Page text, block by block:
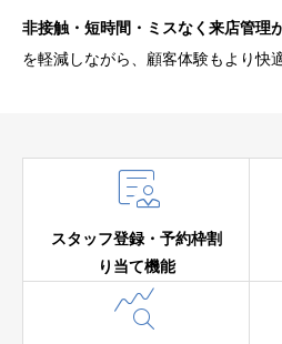
非接触・短時間・ミスなく来店管理
を軽減しながら、顧客体験もより快

スタッフ登録・予約枠割
り当て機能
